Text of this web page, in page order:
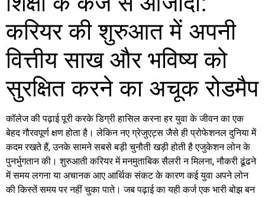
करियर की शुरुआत में अपनी
वित्तीय साख और भविष्य को
सुरक्षित करने का अचूक रोडमैप
कॉलेज की पढ़ाई पूरी करके डिग्री हासिल करना हर युवा के जीवन का एक
बेहद गौरवपूर्ण क्षण होता है। लेकिन नए ग्रेजुएट्स जैसे ही प्रोफेशनल दुनिया में
कदम रखते हैं, उनके सामने सबसे बड़ी चुनौती खड़ी होती है एजुकेशन लोन के
पुनर्भुगतान की। शुरुआती करियर में मनमुताबिक सैलरी न मिलना, नौकरी ढूंढने
में समय लगना या अचानक आए आर्थिक संकट के कारण कई युवा अपने लोन
की किस्तें समय पर नहीं चुका पाते। जब पढ़ाई का यही कर्ज एक भारी बोझ बन